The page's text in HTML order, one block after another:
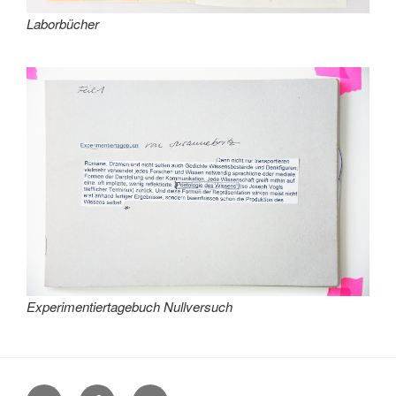
Laborbücher
Experimentiertagebuch Nullversuch